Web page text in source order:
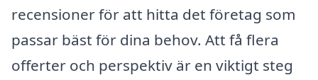
recensioner för att hitta det företag som
passar bäst för dina behov. Att få flera
offerter och perspektiv är en viktigt steg